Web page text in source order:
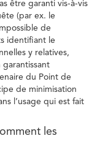
être garanti vis-à-vis
(par ex. le
de
identifiant le
y relatives,
du Point de
de minimisation
l’usage qui est fait
les